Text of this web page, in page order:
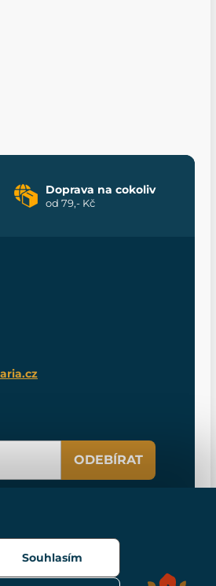
Doprava na cokoliv
od 79,- Kč
ODEBÍRAT
Souhlasím